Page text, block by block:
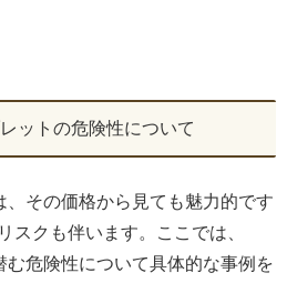
ットの危険性について
その価格から見ても魅力的です
スクも伴います。ここでは、
危険性について具体的な事例を